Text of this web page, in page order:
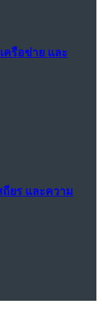
ครือข่าย และ
ถียร และความ